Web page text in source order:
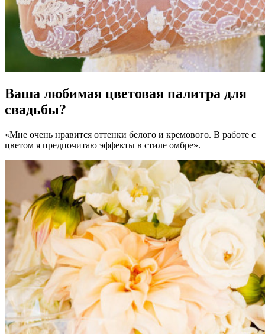
Ваша любимая цветовая палитра для
свадьбы?
«Мне очень нравится оттенки белого и кремового. В работе с
цветом я предпочитаю эффекты в стиле омбре».